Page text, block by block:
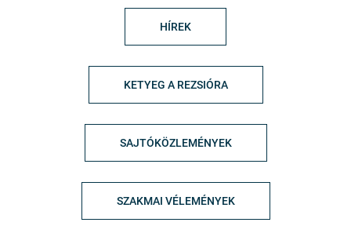
HÍREK
KETYEG A REZSIÓRA
SAJTÓKÖZLEMÉNYEK
SZAKMAI VÉLEMÉNYEK